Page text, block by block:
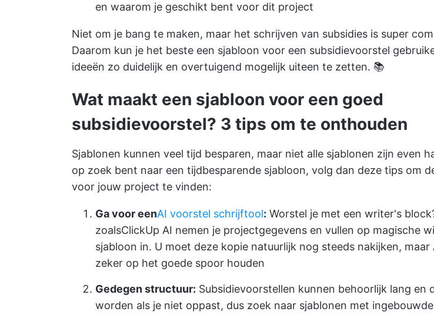
en waarom je geschikt bent voor dit project
Niet om je bang te maken, maar het schrijven van subsidies is super
Daarom kun je het beste een sjabloon voor een subsidievoorstel
ideeën zo duidelijk en overtuigend mogelijk uiteen te zetten. 📚
Wat maakt een sjabloon voor een goed
subsidievoorstel? 3 tips om te onthouden
Sjablonen kunnen veel tijd besparen, maar niet alle sjablonen zijn even
op zoek bent naar een tijdbesparende sjabloon, volg dan deze tips om
voor jouw project te vinden:
Ga voor eenAI voorstel schrijftool: Worstel je met een writer's
zoalsClickUp AI nemen je projectgegevens en vullen op magische
sjabloon in. U moet deze kopie natuurlijk nog steeds nakijken, maar
zeker op het goede spoor houden
Gedegen structuur: Subsidievoorstellen kunnen behoorlijk lang en
worden als je niet oppast, dus zoek naar sjablonen met